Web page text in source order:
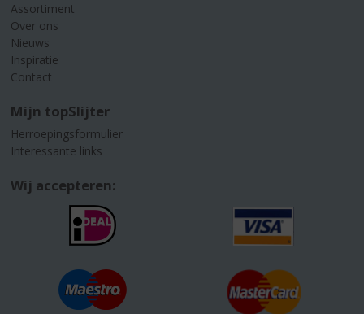
Assortiment
Over ons
Nieuws
Inspiratie
Contact
Mijn topSlijter
Herroepingsformulier
Interessante links
Wij accepteren: